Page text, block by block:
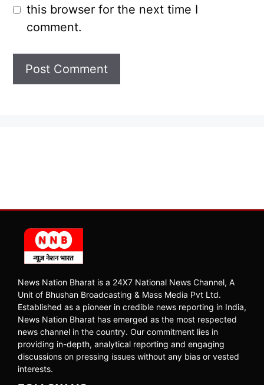
this browser for the next time I
comment.
News Nation Bharat is a 24X7 National News Channel, A
Unit of Bhushan Broadcasting & Mass Media Pvt Ltd.
Established as a pioneer in credible news reporting in India,
News Nation Bharat has emerged as the most respected
news channel in the country. Our commitment lies in
providing in-depth, analytical reporting and engaging
discussions on pressing issues without any bias or vested
interests.